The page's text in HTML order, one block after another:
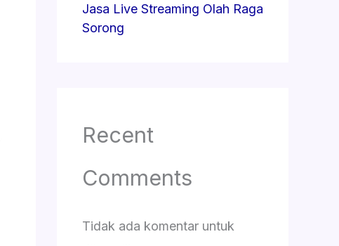
Jasa Live Streaming Olah Raga
Sorong
Recent
Comments
Tidak ada komentar untuk